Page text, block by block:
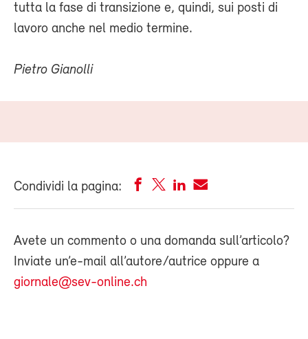
tutta la fase di transizione e, quindi, sui posti di
lavoro anche nel medio termine.
Pietro Gianolli
Condividi la pagina:
Avete un commento o una domanda sull’articolo?
Inviate un’e-mail all’autore/autrice oppure a
giornale@sev-online.ch